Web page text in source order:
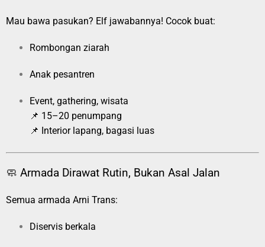
Mau bawa pasukan? Elf jawabannya! Cocok buat:
Rombongan ziarah
Anak pesantren
Event, gathering, wisata
📌 15–20 penumpang
📌 Interior lapang, bagasi luas
🧼 Armada Dirawat Rutin, Bukan Asal Jalan
Semua armada Arni Trans:
Diservis berkala